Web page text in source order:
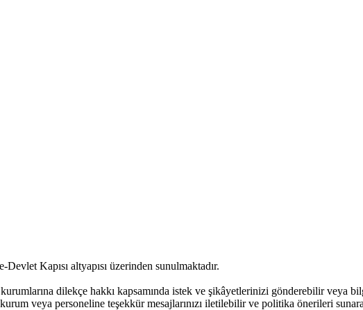
Kapısı altyapısı üzerinden sunulmaktadır.
dilekçe hakkı kapsamında istek ve şikâyetlerinizi gönderebilir veya
veya personeline teşekkür mesajlarınızı iletilebilir ve politika önerileri